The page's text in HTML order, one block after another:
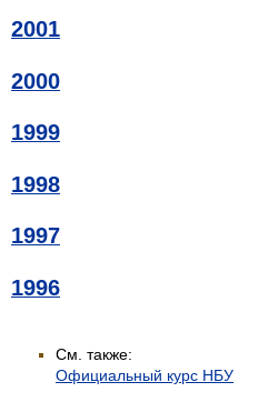
2001
2000
1999
1998
1997
1996
См. также:
Официальный курс НБУ